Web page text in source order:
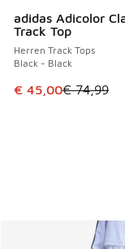
adidas Adicolor
Track Top
Herren Track Tops
Black - Black
Dieser Artikel ist
€ 45,00€ 74,99